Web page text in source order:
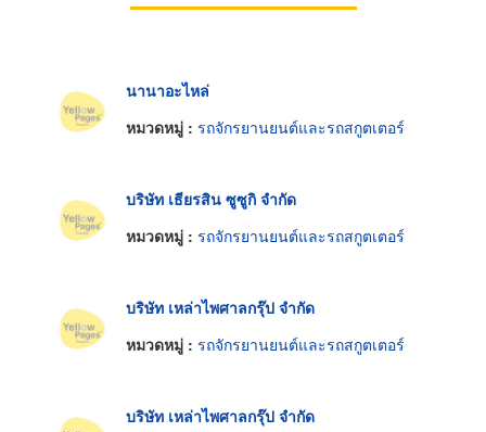
นานาอะไหล่
หมวดหมู่ : รถจักรยานยนต์และรถสกูตเตอร์
บริษัท เธียรสิน ซูซูกิ จำกัด
หมวดหมู่ : รถจักรยานยนต์และรถสกูตเตอร์
บริษัท เหล่าไพศาลกรุ๊ป จำกัด
หมวดหมู่ : รถจักรยานยนต์และรถสกูตเตอร์
บริษัท เหล่าไพศาลกรุ๊ป จำกัด